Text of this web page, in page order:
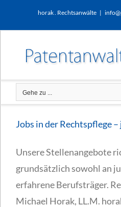
horak . Rechtsanwälte |
Gehe zu ...
Jobs in der Rechtspflege
Unsere Stellenangebote
grundsätzlich sowohl an
erfahrene Berufsträger.
Michael Horak, LL.M.